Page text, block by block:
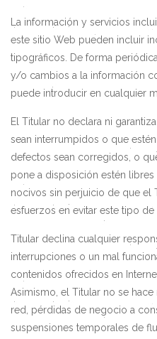
La información y servicios
este sitio Web pueden incluir
tipográficos. De forma
y/o cambios a la información
puede introducir en cualquier
El Titular no declara ni
sean interrumpidos o que
defectos sean corregidos, o
pone a disposición estén
nocivos sin perjuicio de que el
esfuerzos en evitar este tipo de
Titular declina cualquier
interrupciones o un mal
contenidos ofrecidos en
Asimismo, el Titular no se
red, pérdidas de negocio a
suspensiones temporales de